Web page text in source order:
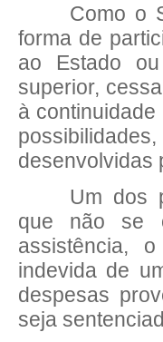
Como o
forma de
ao Estado
superior,
à
desenvolvidas
Um dos
que não se
assistência,
indevida de
despesas
seja